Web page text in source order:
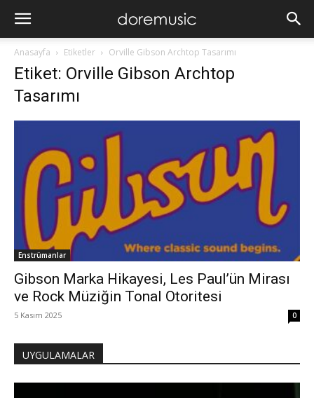
Anasayfa Etiketler Orville Gibson Archtop Tasarımı
Etiket: Orville Gibson Archtop
Tasarımı
Enstrümanlar
Gibson Marka Hikayesi, Les Paul’ün Mirası
ve Rock Müziğin Tonal Otoritesi
5 Kasım 2025 0
UYGULAMALAR